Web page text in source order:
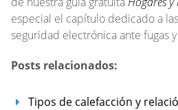
especial el capítulo dedicado a
seguridad electrónica ante fugas
Posts relacionados:
Tipos de calefacción y